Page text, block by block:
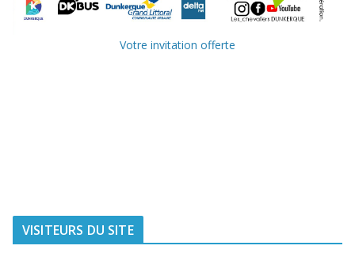
Votre invitation offerte
VISITEURS DU SITE